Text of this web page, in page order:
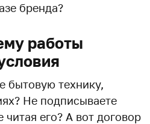
бренда?
работы
бытовую технику,
Не подписываете
его? А вот договор